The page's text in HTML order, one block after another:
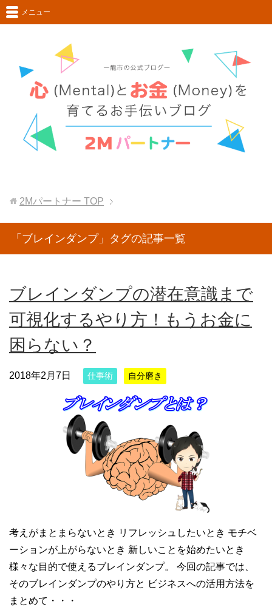
メニュー
2Mパートナー TOP
「ブレインダンプ」タグの記事一覧
ブレインダンプの潜在意識まで
可視化するやり方！もうお金に
困らない？
2018年2月7日 仕事術 自分磨き
考えがまとまらないとき リフレッシュしたいとき モチベ
ーションが上がらないとき 新しいことを始めたいとき
様々な目的で使えるブレインダンプ。 今回の記事では、
そのブレインダンプのやり方と ビジネスへの活用方法を
まとめて・・・